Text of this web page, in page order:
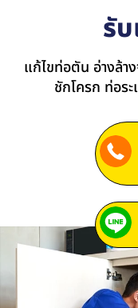
รั
แก้ไขท่อตัน อ่างล้า
ชักโครก ท่อร